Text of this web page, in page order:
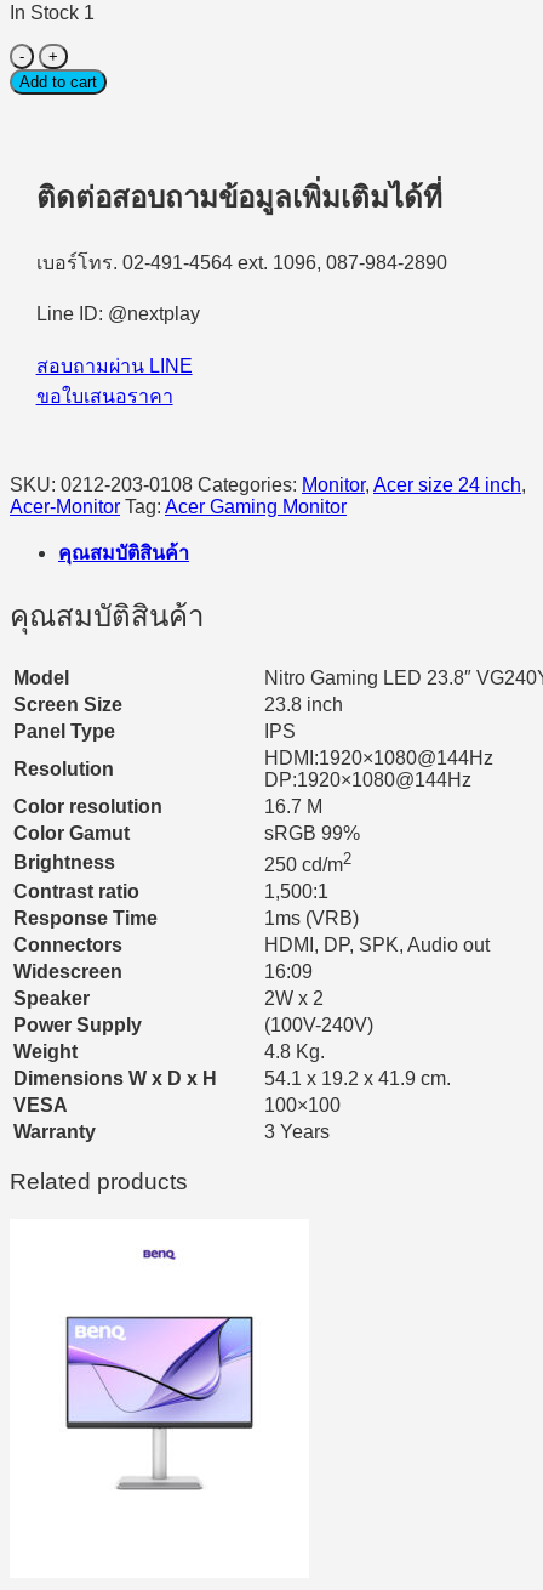
In Stock 1
Monitor
(จอ
Gaming
VG240Y
-
(IPS,
144Hz
#UM.QV0ST.602
Add to cart
ติดต่อสอบถามข้อมูลเพิ่มเติมได้ที่
เบอร์โทร. 02-491-4564 ext. 1096, 087-984-2890
Line ID: @nextplay
สอบถามผ่าน LINE
ขอใบเสนอราคา
SKU: 0212-203-0108 Categories: Monitor, Acer size 24 inch,
Acer-Monitor Tag: Acer Gaming Monitor
คุณสมบัติสินค้า
คุณสมบัติสินค้า
Model
Nitro Gaming LED 23.8″
Screen Size
23.8 inch
Panel Type
IPS
Resolution
HDMI:1920×1080@144Hz
DP:1920×1080@144Hz
Color resolution
16.7 M
Color Gamut
sRGB 99%
Brightness
250 cd/m2
Contrast ratio
1,500:1
Response Time
1ms (VRB)
Connectors
HDMI, DP, SPK, Audio out
Widescreen
16:09
Speaker
2W x 2
Power Supply
(100V-240V)
Weight
4.8 Kg.
Dimensions W x D x H
54.1 x 19.2 x 41.9 cm.
VESA
100×100
Warranty
3 Years
Related products